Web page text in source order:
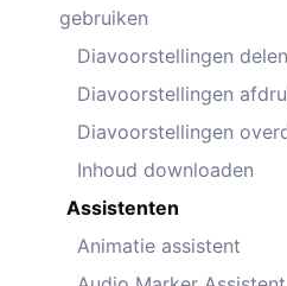
gebruiken
Diavoorstellingen delen
Diavoorstellingen
Diavoorstellingen
Inhoud downloaden
Assistenten
Animatie assistent